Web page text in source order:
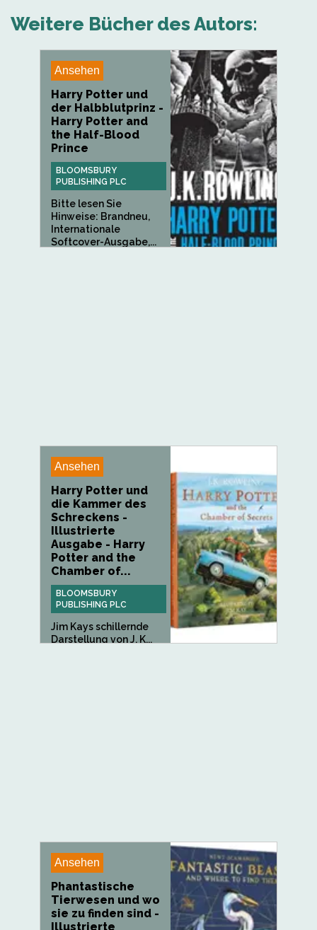
Weitere Bücher des Autors:
Ansehen
Harry Potter und
der Halbblutprinz -
Harry Potter and
the Half-Blood
Prince
BLOOMSBURY
PUBLISHING PLC
Bitte lesen Sie
Hinweise: Brandneu,
Internationale
Softcover-Ausgabe,...
Ansehen
Harry Potter und
die Kammer des
Schreckens -
Illustrierte
Ausgabe - Harry
Potter and the
Chamber of...
BLOOMSBURY
PUBLISHING PLC
Jim Kays schillernde
Darstellung von J. K...
Ansehen
Phantastische
Tierwesen und wo
sie zu finden sind -
Illustrierte